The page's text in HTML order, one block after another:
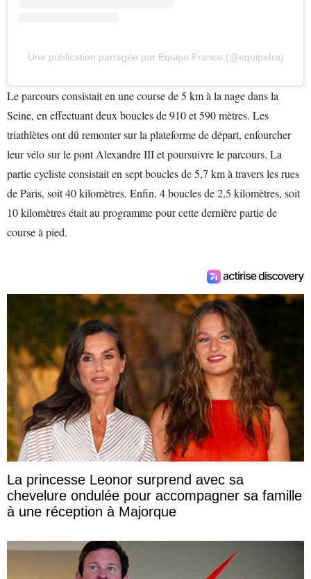
Une publication partagée par Equipe France (@equipefra)
Le parcours consistait en une course de 5 km à la nage dans la
Seine, en effectuant deux boucles de 910 et 590 mètres. Les
triathlètes ont dû remonter sur la plateforme de départ, enfourcher
leur vélo sur le pont Alexandre III et poursuivre le parcours. La
partie cycliste consistait en sept boucles de 5,7 km à travers les rues
de Paris, soit 40 kilomètres. Enfin, 4 boucles de 2,5 kilomètres, soit
10 kilomètres était au programme pour cette dernière partie de
course à pied.
La princesse Leonor surprend avec sa
chevelure ondulée pour accompagner sa famille
à une réception à Majorque